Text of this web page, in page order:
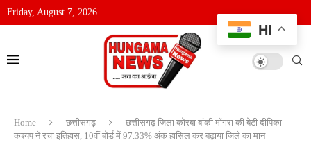
Friday, August 7, 2026
Home छत्तीसगढ़
छत्तीसगढ़ जिला कोरबा बांकी मोंगरा की बेटी दीपिका
कश्यप ने रचा इतिहास, 10वीं बोर्ड में 97.33% अंक हासिल कर बढ़ाया जिले का मान
HI